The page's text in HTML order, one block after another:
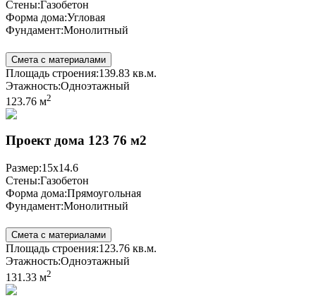
Стены:Газобетон
Форма дома:Угловая
Фундамент:Монолитный
Смета с материалами
Площадь строения:139.83 кв.м.
Этажность:Одноэтажный
123.76 м2
Проект дома 123 76 м2
Размер:15x14.6
Стены:Газобетон
Форма дома:Прямоугольная
Фундамент:Монолитный
Смета с материалами
Площадь строения:123.76 кв.м.
Этажность:Одноэтажный
131.33 м2